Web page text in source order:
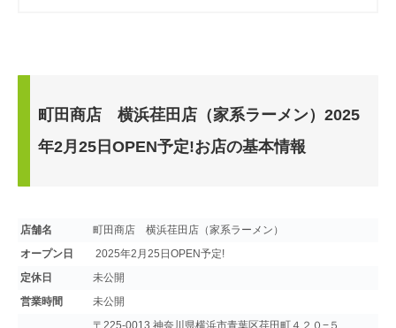
町田商店 横浜荏田店（家系ラーメン）2025
年2月25日OPEN予定!お店の基本情報
店舗名
町田商店 横浜荏田店（家系ラーメン）
オープン日
2025年2月25日OPEN予定!
定休日
未公開
営業時間
未公開
〒225-0013 神奈川県横浜市青葉区荏田町４２０−５